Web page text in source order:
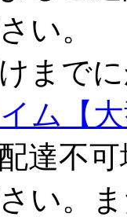
い。
まで
ム【
達不
い。